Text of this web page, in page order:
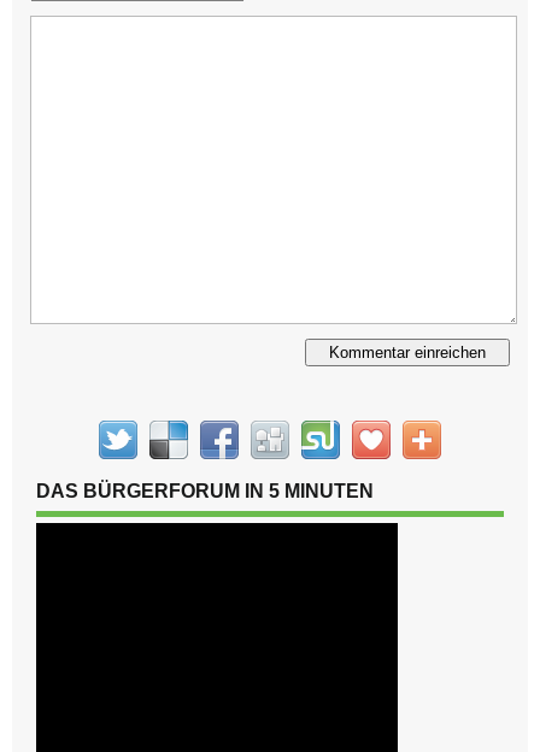
DAS BÜRGERFORUM IN 5 MINUTEN